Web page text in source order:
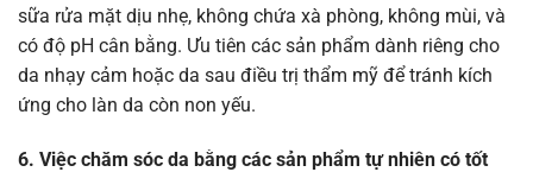
sữa rửa mặt dịu nhẹ, không chứa xà phòng, không mùi, và
có độ pH cân bằng. Ưu tiên các sản phẩm dành riêng cho
da nhạy cảm hoặc da sau điều trị thẩm mỹ để tránh kích
ứng cho làn da còn non yếu.
6. Việc chăm sóc da bằng các sản phẩm tự nhiên có tốt